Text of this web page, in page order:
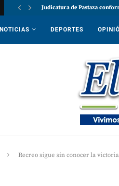
Judicatura de Pastaza
NOTICIAS DEPORTES
Recreo sigue sin conocer la